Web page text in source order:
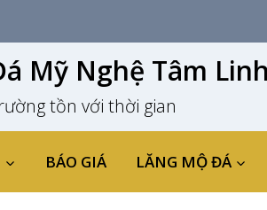
Mỹ Nghệ Tâm
tồn với thời gian
BÁO GIÁ LĂNG MỘ ĐÁ